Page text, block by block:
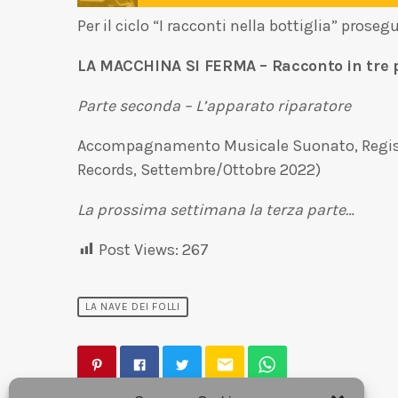
Per il ciclo “I racconti nella bottiglia”
LA MACCHINA SI FERMA – Racconto in
Parte seconda – L’apparato riparatore
Accompagnamento Musicale Suonato,
Records, Settembre/Ottobre 2022)
La prossima settimana la terza parte…
Post Views: 267
LA NAVE DEI FOLLI
email